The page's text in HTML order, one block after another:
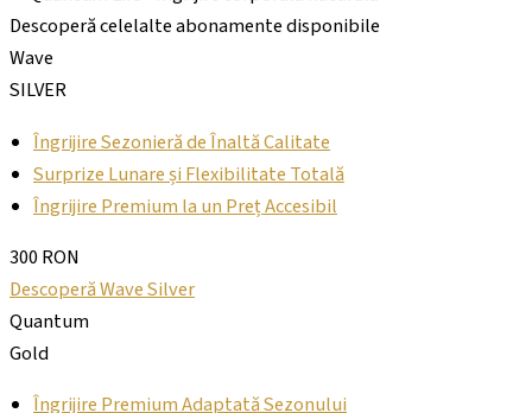
Descoperă celelalte abonamente disponibile
Wave
SILVER
Îngrijire Sezonieră de Înaltă Calitate
Surprize Lunare și Flexibilitate Totală
Îngrijire Premium la un Preț Accesibil
300 RON
Descoperă Wave Silver
Quantum
Gold
Îngrijire Premium Adaptată Sezonului